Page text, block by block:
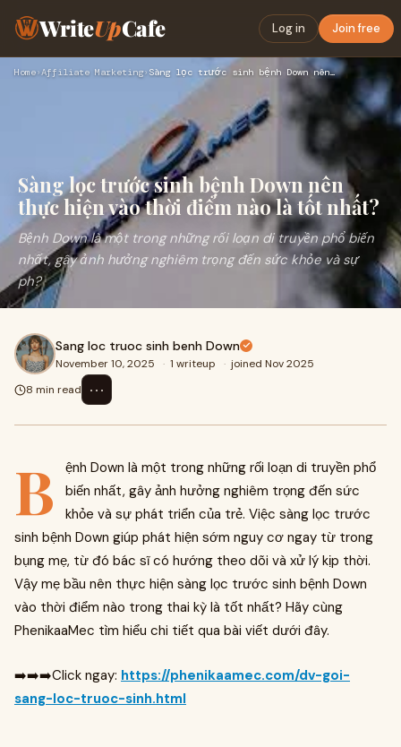
WriteUpCafe Log in Join free
Home›Affiliate Marketing› Sàng lọc trước sinh bệnh Down nên thực hiện vào thời điểm nà…
Sàng lọc trước sinh bệnh Down nên
thực hiện vào thời điểm nào là tốt nhất?
Bệnh Down là một trong những rối loạn di truyền phổ biến
nhất, gây ảnh hưởng nghiêm trọng đến sức khỏe và sự
ph?
Sang loc truoc sinh benh Down
November 10, 2025 · 1 writeup · joined Nov 2025
8 min read
⋯
B
ệnh Down là một trong những rối loạn di truyền phổ
biến nhất, gây ảnh hưởng nghiêm trọng đến sức
khỏe và sự phát triển của trẻ. Việc sàng lọc trước
sinh bệnh Down giúp phát hiện sớm nguy cơ ngay từ trong
bụng mẹ, từ đó bác sĩ có hướng theo dõi và xử lý kịp thời.
Vậy mẹ bầu nên thực hiện sàng lọc trước sinh bệnh Down
vào thời điểm nào trong thai kỳ là tốt nhất? Hãy cùng
PhenikaaMec tìm hiểu chi tiết qua bài viết dưới đây.
➡️➡️➡️Click ngay: https://phenikaamec.com/dv-goi-
sang-loc-truoc-sinh.html